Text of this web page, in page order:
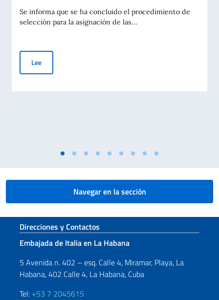
Se informa que se ha concluido el procedimiento de
selección para la asignación de las...
LeeCONVOCATORIA DE BECAS DEL GOBIERNO ITALIANO A.A.
Navegar en la sección
Sezione footer
Direcciones y Contactos
Embajada de Italia en La Habana
5 Avenida n. 402 – esq. Calle 4, Miramar, Playa, La
Habana, 402 Calle 4, La Habana, Cuba
Tel: +53 7 2045615